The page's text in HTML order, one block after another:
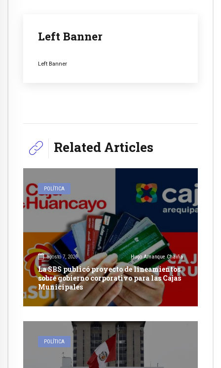
Left Banner
Left Banner
Related Articles
POLÍTICA
agosto 7, 2026 Hugo Amanque Chaiña
La SBS publicó proyecto de lineamientos
sobre gobierno corporativo para las Cajas
Municipales
POLÍTICA